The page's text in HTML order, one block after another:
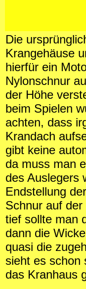
Die
Krangehäuse
hierfür ein
Nylonschnur
der Höhe
beim Spielen
achten, dass
Krandach
gibt keine
da muss man
des Auslegers
Endstellung
Schnur auf
tief sollte man
dann die
quasi die
sieht es schon
das Kranhaus